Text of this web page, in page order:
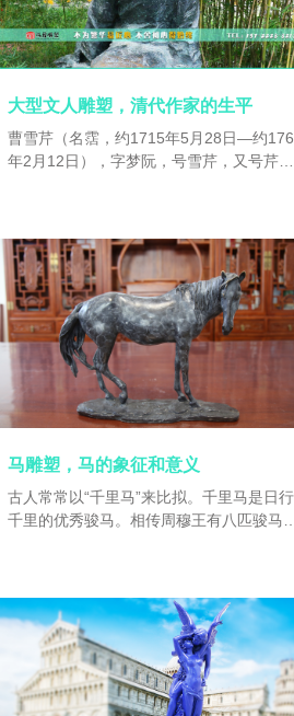
变革者，他兼擅诸体，创立了别具一格的
繇体楷书，被后世誉为“楷书宗师”和“正书
祖”，人们曾把他与王羲之并称为“钟王”。
大型文人雕塑，清代作家的生平
曹雪芹（名霑，约1715年5月28日—约
年2月12日），字梦阮，号雪芹，又号芹
名著《红楼梦》的作者。[1]早年在南京江
织造府过着富足纨绔的生活。雍正六年
（1728年），曹家因亏空获罪被抄家，随
人迁回北京，后移居北京西郊，靠卖字画和
朋友救济为生。曹雪芹素性放达，爱好广
泛，以坚韧不拔的毅力，创作出极具思想
性、艺术性的伟大作品——《红楼梦》。乾
隆二十八年（1763年）2月12日去世。康熙
曹顒在北京述职期间病逝。康熙大帝恩旨，
造。是年三月初七，曹頫奏折：“奴才之嫂
马氏，因现怀妊孕已及七月。”此遗腹子即
马雕塑，马的象征和意义
古人常常以“千里马”来比拟。千里马是日行
千里的优秀骏马。相传周穆王有八匹骏马，
个叫奔菁，夜行万里；一个叫超影，可以追
着太阳飞奔；一个叫逾辉，马毛的色彩灿
无比，光芒四射。一个叫超光，一个马身
个影子；一个叫腾雾，驾着云雾而飞奔；
个叫挟翼，身上长有翅膀，象大鹏一样展